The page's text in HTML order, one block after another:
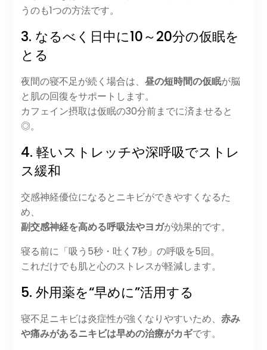
うのも1つの方法です。
3. なるべく日中に10～20分の仮眠を
とる
夜間の寝不足が続く場合は、 昼の短時間の仮眠が脳
と肌の回復をサポートします。
カフェイン摂取は仮眠の30分前までに済ませると
◎。
4. 軽いストレッチや深呼吸でストレ
ス緩和
交感神経優位になるとニキビができやすくなるた
め、
副交感神経を高める呼吸法やヨガが効果的です。
寝る前に「吸う5秒・吐く7秒」の呼吸を5回。
これだけでも肌と心のストレスが軽減します。
5. 外用薬を“早めに”活用する
寝不足ニキビは炎症性が強くなりやすいため、 赤み
や痛みがあるニキビは早めの治療がカギです。